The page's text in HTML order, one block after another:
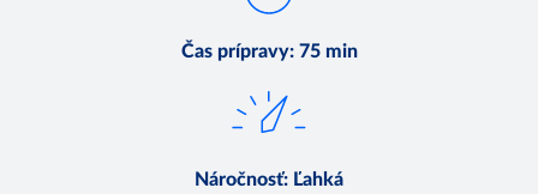
Čas prípravy: 75 min
Náročnosť: Ľahká